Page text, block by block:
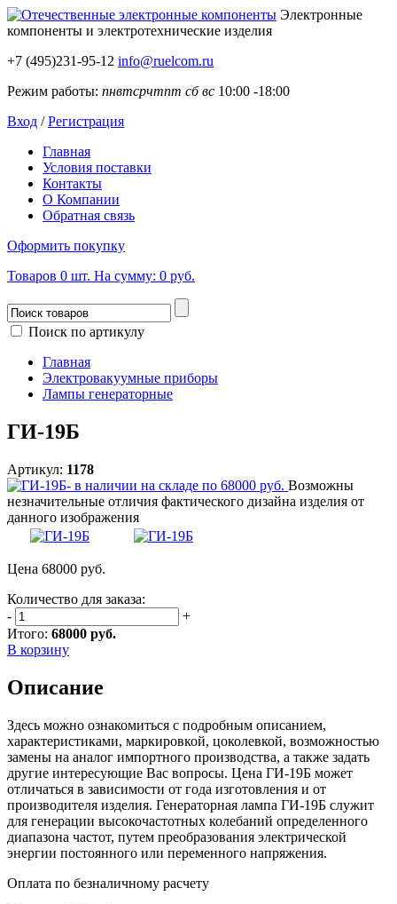
Электронные
компоненты и электротехнические изделия
+7 (495)231-95-12 info@ruelcom.ru
Режим работы: пнвтсрчтпт сб вс 10:00 -18:00
Вход /Регистрация
Главная
Условия поставки
Контакты
О Компании
Обратная связь
Оформить покупку
Товаров 0 шт. На сумму: 0 руб.
Поиск по артикулу
Главная
Электровакуумные приборы
Лампы генераторные
ГИ-19Б
Артикул: 1178
Возможны
незначительные отличия фактического дизайна изделия от
данного изображения
Цена 68000 руб.
Количество для заказа:
-
+
Итого: 68000 руб.
В корзину
Описание
Здесь можно ознакомиться с подробным описанием,
характеристиками, маркировкой, цоколевкой, возможностью
замены на аналог импортного производства, а также задать
другие интересующие Вас вопросы. Цена ГИ-19Б может
отличаться в зависимости от года изготовления и от
производителя изделия. Генераторная лампа ГИ-19Б служит
для генерации высокочастотных колебаний определенного
диапазона частот, путем преобразования электрической
энергии постоянного или переменного напряжения.
Оплата по безналичному расчету